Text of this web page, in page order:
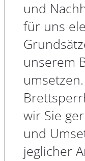
und
für uns
unserem
wir Sie
und
jeglicher